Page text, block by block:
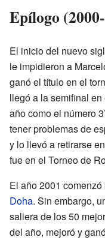
Epílogo
El inicio del nuevo
le impidieron a
ganó el título en el
llegó a la semifinal
año como el número
tener problemas de
y lo llevó a retirarse
fue en el Torneo de
El año 2001
Doha. Sin embargo,
saliera de los 50
del año, mejoró y